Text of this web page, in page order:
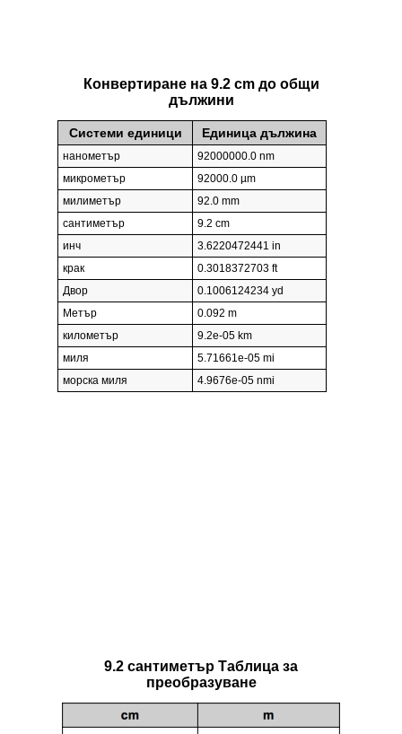
Конвертиране на 9.2 cm до общи
дължини
Системи единици Единица дължина
нанометър
92000000.0 nm
микрометър
92000.0 µm
милиметър
92.0 mm
сантиметър
9.2 cm
инч
3.6220472441 in
крак
0.3018372703 ft
Двор
0.1006124234 yd
Метър
0.092 m
километър
9.2e-05 km
миля
5.71661e-05 mi
морска миля
4.9676e-05 nmi
9.2 сантиметър Таблица за
преобразуване